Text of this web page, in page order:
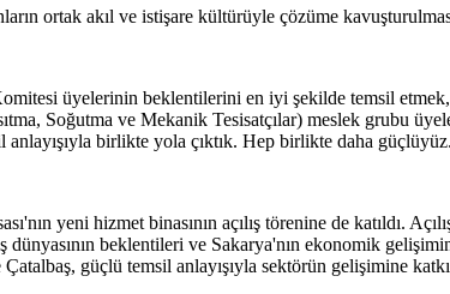
ortak akıl ve istişare kültürüyle çözüme
üyelerinin beklentilerini en iyi şekilde temsil etmek,
Soğutma ve Mekanik Tesisatçılar) meslek grubu
birlikte yola çıktık. Hep birlikte daha
yeni hizmet binasının açılış törenine de katıldı.
beklentileri ve Sakarya'nın ekonomik
güçlü temsil anlayışıyla sektörün gelişimine